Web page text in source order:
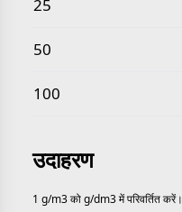
25
50
100
उदाहरण
1 g/m3 को g/dm3 में परिवर्तित करें।